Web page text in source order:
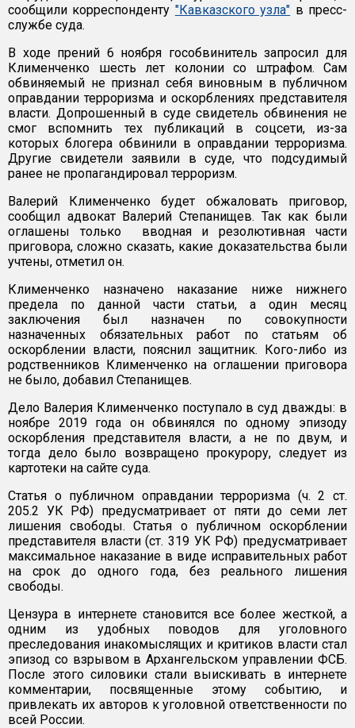
сообщили корреспонденту "Кавказского узла" в пресс-
службе суда.
В ходе прений 6 ноября гособвинитель запросил для
Клименченко шесть лет колонии со штрафом. Сам
обвиняемый не признал себя виновным в публичном
оправдании терроризма и оскорблениях представителя
власти. Допрошенный в суде свидетель обвинения не
смог вспомнить тех публикаций в соцсети, из-за
которых блогера обвинили в оправдании терроризма.
Другие свидетели заявили в суде, что подсудимый
ранее не пропагандировал терроризм.
Валерий Клименченко будет обжаловать приговор,
сообщил адвокат Валерий Степанищев. Так как были
оглашены только вводная и резолютивная части
приговора, сложно сказать, какие доказательства были
учтены, отметил он.
Клименченко назначено наказание ниже нижнего
предела по данной части статьи, а один месяц
заключения был назначен по совокупности
назначенных обязательных работ по статьям об
оскорблении власти, пояснил защитник. Кого-либо из
родственников Клименченко на оглашении приговора
не было, добавил Степанищев.
Дело Валерия Клименченко поступало в суд дважды: в
ноябре 2019 года он обвинялся по одному эпизоду
оскорбления представителя власти, а не по двум, и
тогда дело было возвращено прокурору, следует из
картотеки на сайте суда.
Статья о публичном оправдании терроризма (ч. 2 ст.
205.2 УК РФ) предусматривает от пяти до семи лет
лишения свободы. Статья о публичном оскорблении
представителя власти (ст. 319 УК РФ) предусматривает
максимальное наказание в виде исправительных работ
на срок до одного года, без реального лишения
свободы.
Цензура в интернете становится все более жесткой, а
одним из удобных поводов для уголовного
преследования инакомыслящих и критиков власти стал
эпизод со взрывом в Архангельском управлении ФСБ.
После этого силовики стали выискивать в интернете
комментарии, посвященные этому событию, и
привлекать их авторов к уголовной ответственности по
всей России.